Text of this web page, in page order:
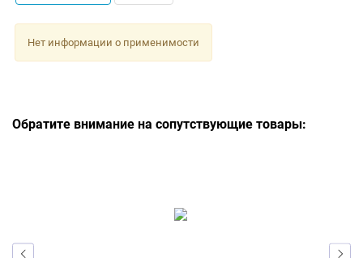
Нет информации о применимости
Обратите внимание на сопутствующие товары: